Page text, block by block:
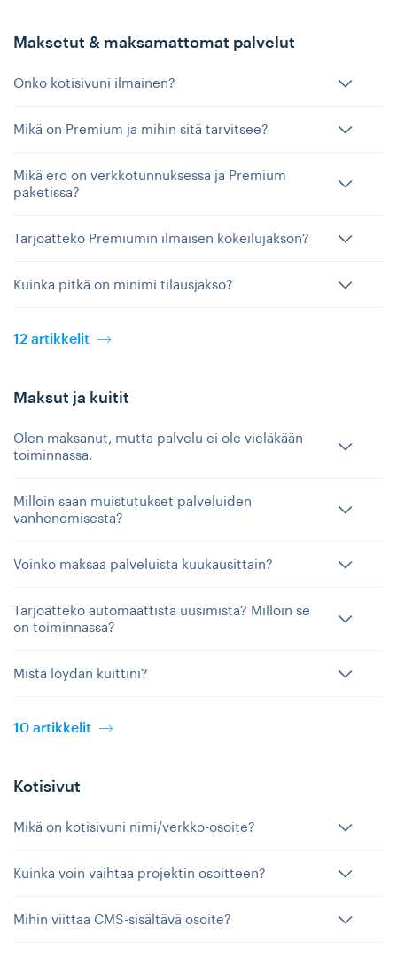
Maksetut & maksamattomat palvelut
Onko kotisivuni ilmainen?
Mikä on Premium ja mihin sitä tarvitsee?
Mikä ero on verkkotunnuksessa ja Premium
paketissa?
Tarjoatteko Premiumin ilmaisen kokeilujakson?
Kuinka pitkä on minimi tilausjakso?
12 artikkelit
Maksut ja kuitit
Olen maksanut, mutta palvelu ei ole vieläkään
toiminnassa.
Milloin saan muistutukset palveluiden
vanhenemisesta?
Voinko maksaa palveluista kuukausittain?
Tarjoatteko automaattista uusimista? Milloin se
on toiminnassa?
Mistä löydän kuittini?
10 artikkelit
Kotisivut
Mikä on kotisivuni nimi/verkko-osoite?
Kuinka voin vaihtaa projektin osoitteen?
Mihin viittaa CMS-sisältävä osoite?